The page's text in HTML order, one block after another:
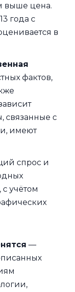
выше цена.
года с
в
фактов,
связанные с
имеют
спрос и
учётом
—